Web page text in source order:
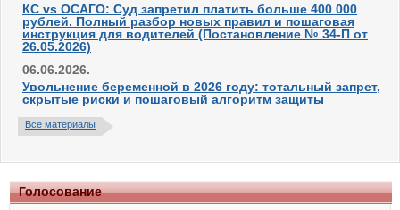
КС vs ОСАГО: Суд запретил платить больше 400 000
рублей. Полный разбор новых правил и пошаговая
инструкция для водителей (Постановление № 34-П от
26.05.2026)
06.06.2026.
Увольнение беременной в 2026 году: тотальный запрет,
скрытые риски и пошаговый алгоритм защиты
Все материалы
Голосование